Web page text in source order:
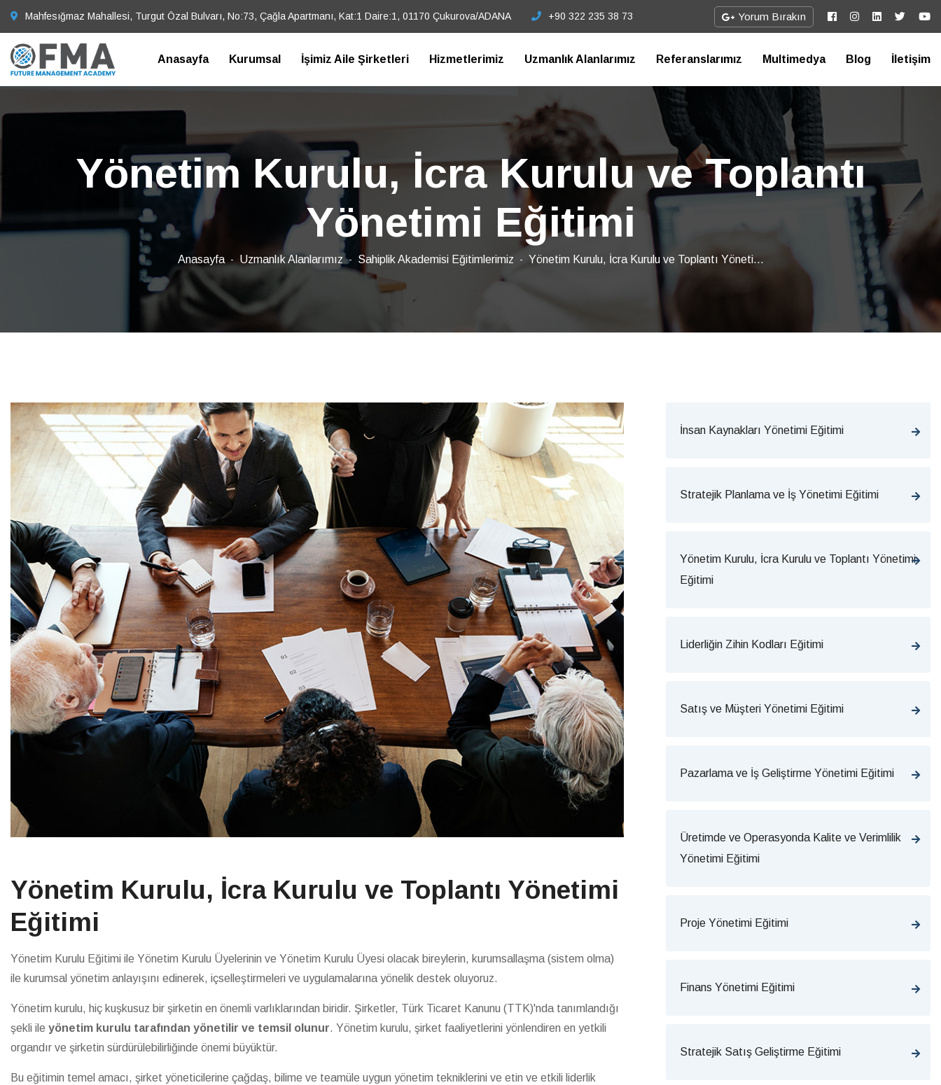
Mahfesığmaz Mahallesi, Turgut Özal Bulvarı, No:73, Çağla Apartmanı, Kat:1 Daire:1, 01170 Çukurova/ADANA +90 322 235 38 73 Yorum Bırakın
Anasayfa Kurumsal İşimiz Aile Şirketleri Hizmetlerimiz Uzmanlık Alanlarımız Referanslarımız Multimedya Blog İletişim
Yönetim Kurulu, İcra Kurulu ve Toplantı
Yönetimi Eğitimi
Anasayfa Uzmanlık Alanlarımız Sahiplik Akademisi Eğitimlerimiz Yönetim Kurulu, İcra Kurulu ve Toplantı Yöneti...
Yönetim Kurulu, İcra Kurulu ve Toplantı Yönetimi
Eğitimi
Yönetim Kurulu Eğitimi ile Yönetim Kurulu Üyelerinin ve Yönetim Kurulu Üyesi olacak bireylerin, kurumsallaşma (sistem olma)
ile kurumsal yönetim anlayışını edinerek, içselleştirmeleri ve uygulamalarına yönelik destek oluyoruz.
Yönetim kurulu, hiç kuşkusuz bir şirketin en önemli varlıklarından biridir. Şirketler, Türk Ticaret Kanunu (TTK)'nda tanımlandığı
şekli ile yönetim kurulu tarafından yönetilir ve temsil olunur. Yönetim kurulu, şirket faaliyetlerini yönlendiren en yetkili
organdır ve şirketin sürdürülebilirliğinde önemi büyüktür.
Bu eğitimin temel amacı, şirket yöneticilerine çağdaş, bilime ve teamüle uygun yönetim tekniklerini ve etin ve etkili liderlik
İnsan Kaynakları Yönetimi Eğitimi
Stratejik Planlama ve İş Yönetimi Eğitimi
Yönetim Kurulu, İcra Kurulu ve Toplantı Yönetimi
Eğitimi
Liderliğin Zihin Kodları Eğitimi
Satış ve Müşteri Yönetimi Eğitimi
Pazarlama ve İş Geliştirme Yönetimi Eğitimi
Üretimde ve Operasyonda Kalite ve Verimlilik
Yönetimi Eğitimi
Proje Yönetimi Eğitimi
Finans Yönetimi Eğitimi
Stratejik Satış Geliştirme Eğitimi